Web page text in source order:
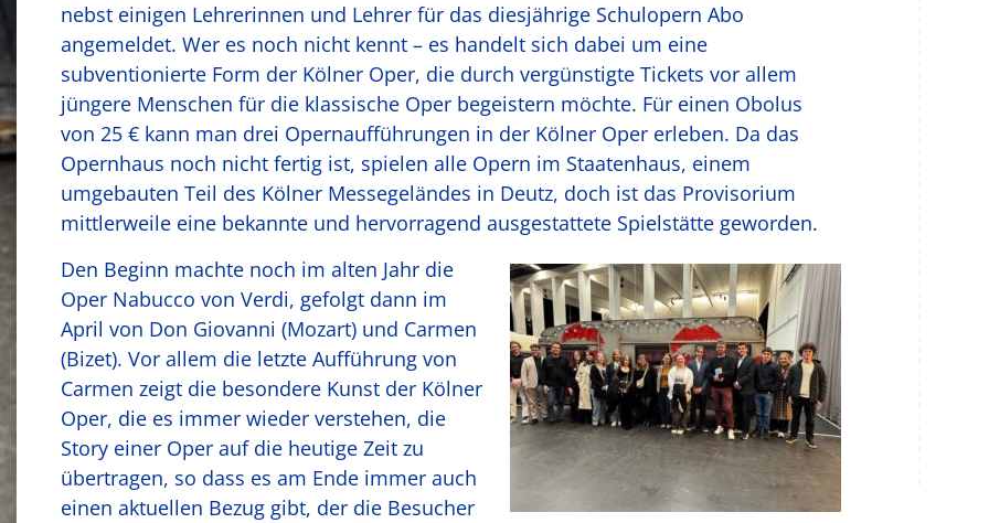
nebst einigen Lehrerinnen und Lehrer für das diesjährige Schulopern Abo
angemeldet. Wer es noch nicht kennt – es handelt sich dabei um eine
subventionierte Form der Kölner Oper, die durch vergünstigte Tickets vor allem
jüngere Menschen für die klassische Oper begeistern möchte. Für einen Obolus
von 25 € kann man drei Opernaufführungen in der Kölner Oper erleben. Da das
Opernhaus noch nicht fertig ist, spielen alle Opern im Staatenhaus, einem
umgebauten Teil des Kölner Messegeländes in Deutz, doch ist das Provisorium
mittlerweile eine bekannte und hervorragend ausgestattete Spielstätte geworden.
Den Beginn machte noch im alten Jahr die
Oper Nabucco von Verdi, gefolgt dann im
April von Don Giovanni (Mozart) und Carmen
(Bizet). Vor allem die letzte Aufführung von
Carmen zeigt die besondere Kunst der Kölner
Oper, die es immer wieder verstehen, die
Story einer Oper auf die heutige Zeit zu
übertragen, so dass es am Ende immer auch
einen aktuellen Bezug gibt, der die Besucher